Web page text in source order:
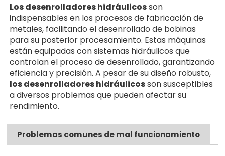
Los desenrolladores hidráulicosson
indispensables en los procesos de fabricación de
metales, facilitando el desenrollado de bobinas
para su posterior procesamiento. Estas máquinas
están equipadas con sistemas hidráulicos que
controlan el proceso de desenrollado, garantizando
eficiencia y precisión. A pesar de su diseño robusto,
los desenrolladores hidráulicosson susceptibles
a diversos problemas que pueden afectar su
rendimiento.
Problemas comunes de mal funcionamiento